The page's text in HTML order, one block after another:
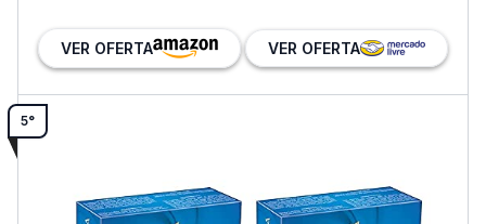
VER OFERTA VER OFERTA
5°